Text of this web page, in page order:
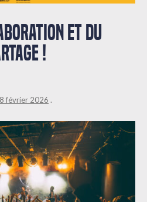
ET DU
!
février 2026 .